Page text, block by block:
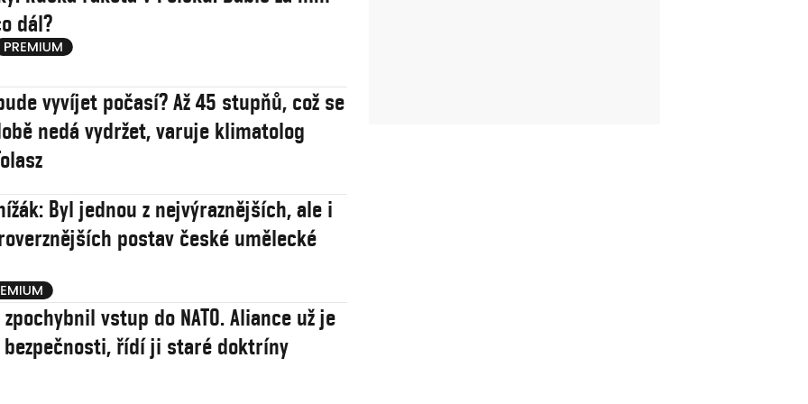
dál?
vyvíjet počasí? Až 45 stupňů, což se
nedá vydržet, varuje klimatolog
Byl jednou z nejvýraznějších, ale i
postav české umělecké
vstup do NATO. Aliance už je
řídí ji staré doktríny